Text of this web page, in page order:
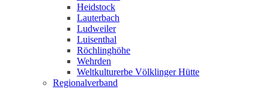
Heidstock
Lauterbach
Ludweiler
Luisenthal
Röchlinghöhe
Wehrden
Weltkulturerbe Völklinger Hütte
Regionalverband